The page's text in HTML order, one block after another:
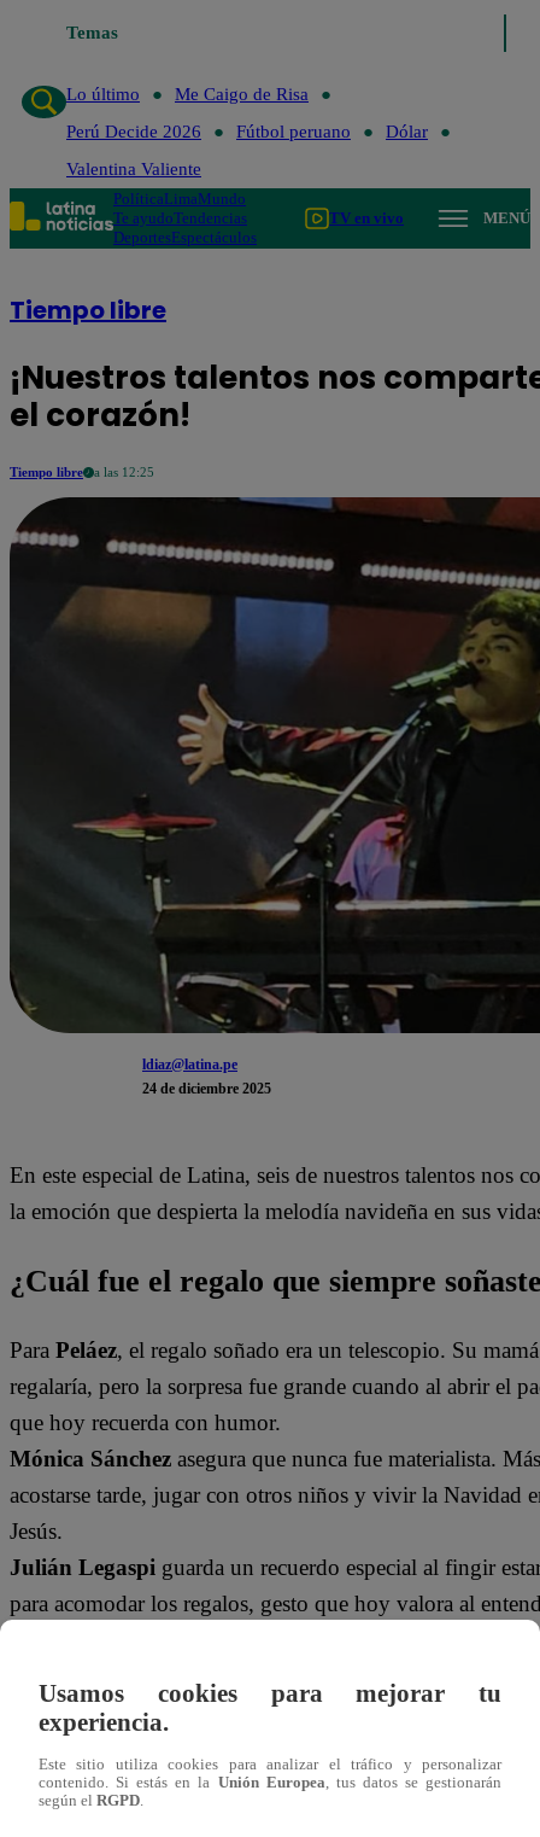
Temas
Lo último
Me Caigo de Risa
Perú Decide 2026
Fútbol peruano
Dólar
Valentina Valiente
PolíticaLimaMundo
Te ayudoTendencias
DeportesEspectáculos
TV en vivo MENÚ
Tiempo libre
¡Nuestros talentos nos
el corazón!
Tiempo libre a las 12:25
ldiaz@latina.pe
24 de diciembre 2025
En este especial de Latina, seis de nuestros talentos nos
la emoción que despierta la melodía navideña en sus
¿Cuál fue el regalo que siempre
Para Peláez, el regalo soñado era un telescopio. Su
regalaría, pero la sorpresa fue grande cuando al abrir el
que hoy recuerda con humor.
Mónica Sánchez asegura que nunca fue materialista.
acostarse tarde, jugar con otros niños y vivir la Navidad
Jesús.
Julián Legaspi guarda un recuerdo especial al fingir
para acomodar los regalos, gesto que hoy valora al
uno de los regalos que más lo marcó fue la bicicleta que
Sin embargo, sus padres priorizaban el nacimiento de
Usamos cookies para mejorar tu
experiencia.
Este sitio utiliza cookies para analizar el tráfico y personalizar
contenido. Si estás en la Unión Europea, tus datos se gestionarán
según el RGPD.